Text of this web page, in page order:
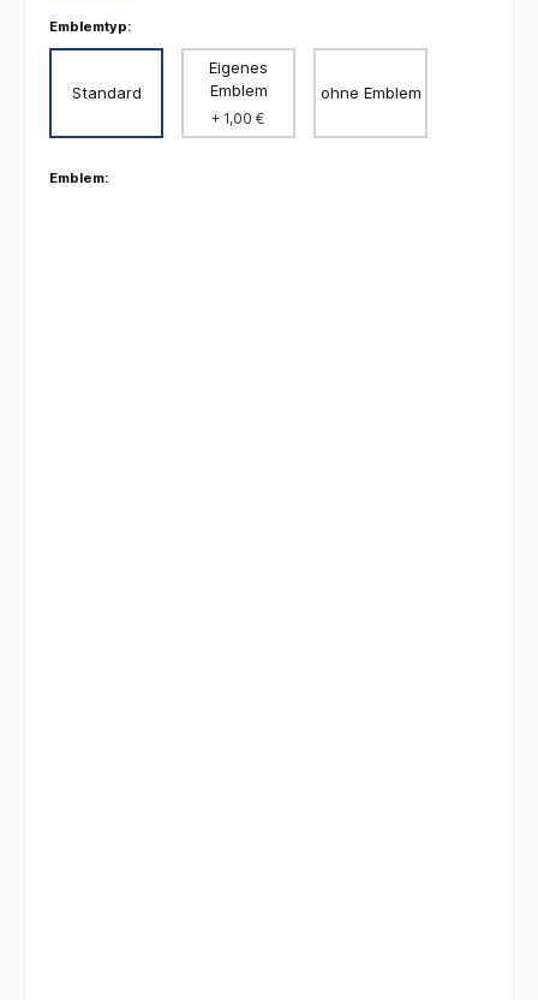
Emblemtyp:
Standard
Eigenes
Emblem
+ 1,00 €
ohne Emblem
Emblem: